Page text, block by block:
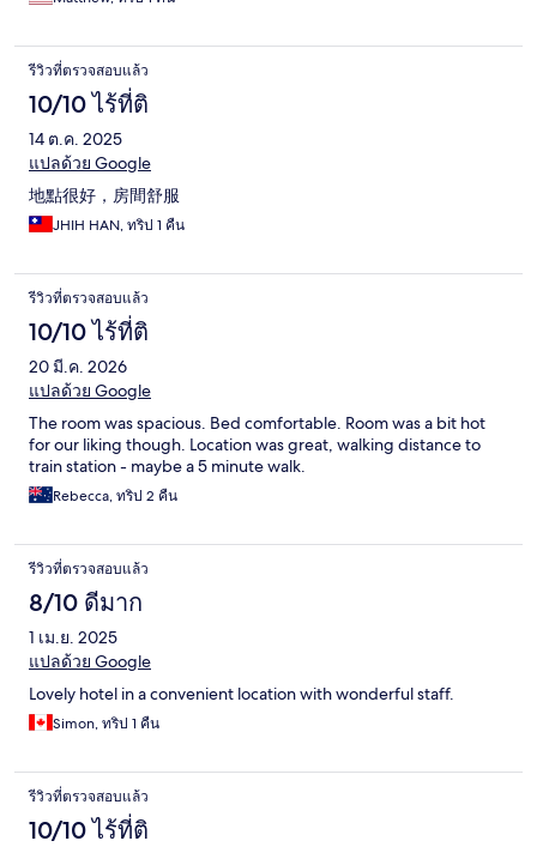
รีวิวที่ตรวจสอบแล้ว
10/10 ไร้ที่ติ
14 ต.ค. 2025
แปลด้วย Google
地點很好，房間舒服
JHIH HAN, ทริป 1 คืน
รีวิวที่ตรวจสอบแล้ว
10/10 ไร้ที่ติ
20 มี.ค. 2026
แปลด้วย Google
The room was spacious. Bed comfortable. Room was a bit hot
for our liking though. Location was great, walking distance to
train station - maybe a 5 minute walk.
Rebecca, ทริป 2 คืน
รีวิวที่ตรวจสอบแล้ว
8/10 ดีมาก
1 เม.ย. 2025
แปลด้วย Google
Lovely hotel in a convenient location with wonderful staff.
Simon, ทริป 1 คืน
รีวิวที่ตรวจสอบแล้ว
10/10 ไร้ที่ติ